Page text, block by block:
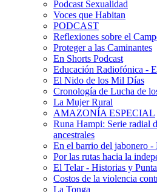
Podcast Sexualidad
Voces que Habitan
PODCAST
Reflexiones sobre el
Proteger a las Caminantes
En Shorts Podcast
Educación Radiofónica -
El Nido de los Mil Días
Cronología de Lucha de
La Mujer Rural
AMAZONÍA ESPECIAL
Runa Hampi: Serie radial
ancestrales
En el barrio del jabonero -
Por las rutas hacia la
El Telar - Historias y
Costos de la violencia
La Tonga